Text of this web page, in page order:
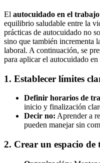
El autocuidado en el trabajo
equilibrio saludable entre la
prácticas de autocuidado no
sino que también incrementa
laboral. A continuación, se
para aplicar el autocuidado
1. Establecer límites
Definir horarios de
inicio y finalización
Decir no: Aprender a
pueden manejar sin
2. Crear un espacio